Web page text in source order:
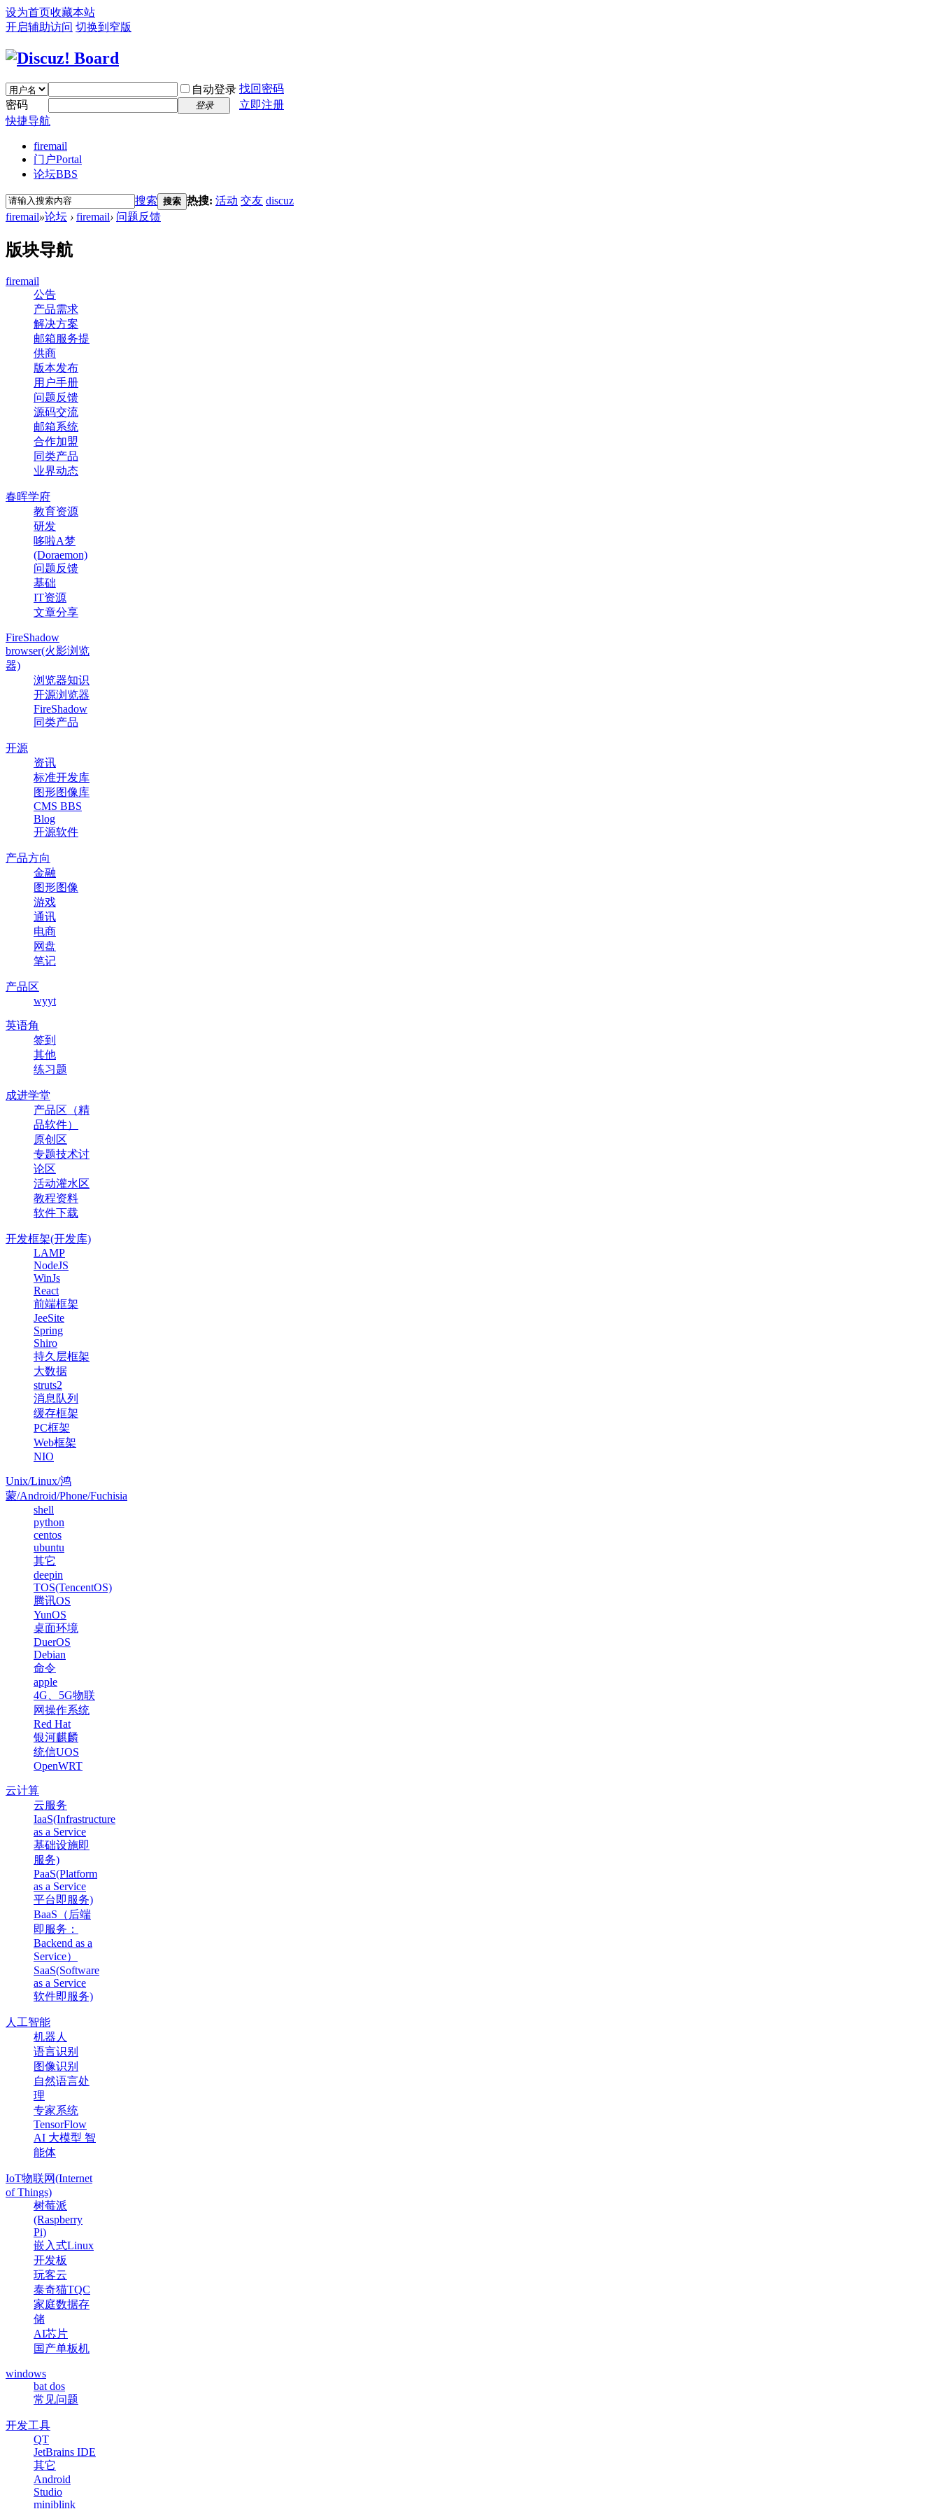
设为首页收藏本站
开启辅助访问 切换到窄版
自动登录 找回密码
密码
登录
立即注册
快捷导航
firemail
门户Portal
论坛BBS
搜索 搜索 热搜: 活动 交友 discuz
firemail»论坛 › firemail› 问题反馈
版块导航
firemail
公告
产品需求
解决方案
邮箱服务提
供商
版本发布
用户手册
问题反馈
源码交流
邮箱系统
合作加盟
同类产品
业界动态
春晖学府
教育资源
研发
哆啦A梦
(Doraemon)
问题反馈
基础
IT资源
文章分享
FireShadow
browser(火影浏览
器)
浏览器知识
开源浏览器
FireShadow
同类产品
开源
资讯
标准开发库
图形图像库
CMS BBS
Blog
开源软件
产品方向
金融
图形图像
游戏
通讯
电商
网盘
笔记
产品区
wyyt
英语角
签到
其他
练习题
成进学堂
产品区（精
品软件）
原创区
专题技术讨
论区
活动灌水区
教程资料
软件下载
开发框架(开发库)
LAMP
NodeJS
WinJs
React
前端框架
JeeSite
Spring
Shiro
持久层框架
大数据
struts2
消息队列
缓存框架
PC框架
Web框架
NIO
Unix/Linux/鸿
蒙/Android/Phone/Fuchisia
shell
python
centos
ubuntu
其它
deepin
TOS(TencentOS)
腾讯OS
YunOS
桌面环境
DuerOS
Debian
命令
apple
4G、5G物联
网操作系统
Red Hat
银河麒麟
统信UOS
OpenWRT
云计算
云服务
IaaS(Infrastructure
as a Service
基础设施即
服务)
PaaS(Platform
as a Service
平台即服务)
BaaS（后端
即服务：
Backend as a
Service）
SaaS(Software
as a Service
软件即服务)
人工智能
机器人
语言识别
图像识别
自然语言处
理
专家系统
TensorFlow
AI 大模型 智
能体
IoT物联网(Internet
of Things)
树莓派
(Raspberry
Pi)
嵌入式Linux
开发板
玩客云
泰奇猫TQC
家庭数据存
储
AI芯片
国产单板机
windows
bat dos
常见问题
开发工具
QT
JetBrains IDE
其它
Android
Studio
miniblink